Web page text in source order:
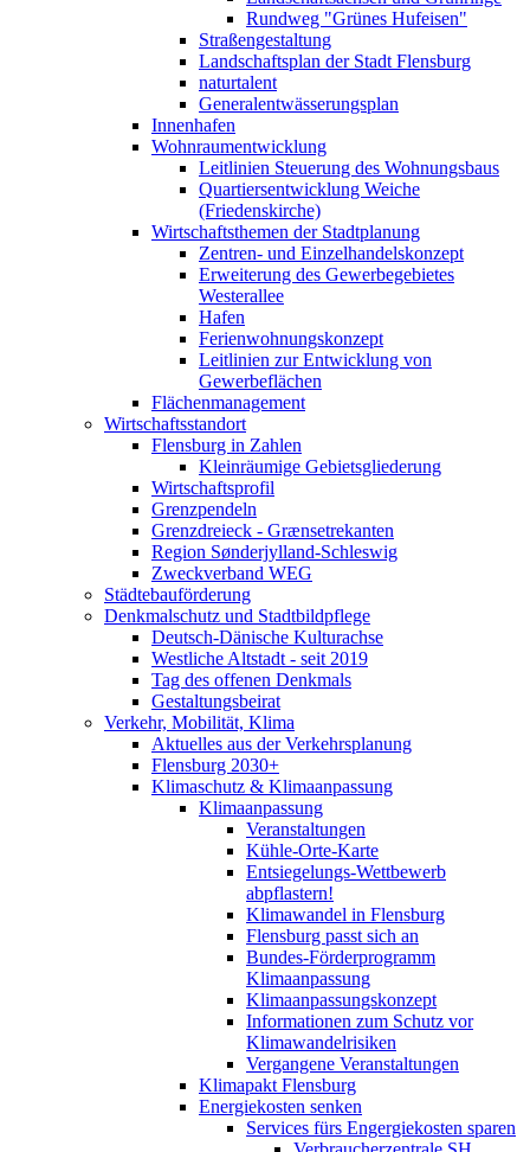
Rundweg "Grünes Hufeisen"
Straßengestaltung
Landschaftsplan der Stadt Flensburg
naturtalent
Generalentwässerungsplan
Innenhafen
Wohnraumentwicklung
Leitlinien Steuerung des Wohnungsbaus
Quartiersentwicklung Weiche
(Friedenskirche)
Wirtschaftsthemen der Stadtplanung
Zentren- und Einzelhandelskonzept
Erweiterung des Gewerbegebietes
Westerallee
Hafen
Ferienwohnungskonzept
Leitlinien zur Entwicklung von
Gewerbeflächen
Flächenmanagement
Wirtschaftsstandort
Flensburg in Zahlen
Kleinräumige Gebietsgliederung
Wirtschaftsprofil
Grenzpendeln
Grenzdreieck - Grænsetrekanten
Region Sønderjylland-Schleswig
Zweckverband WEG
Städtebauförderung
Denkmalschutz und Stadtbildpflege
Deutsch-Dänische Kulturachse
Westliche Altstadt - seit 2019
Tag des offenen Denkmals
Gestaltungsbeirat
Verkehr, Mobilität, Klima
Aktuelles aus der Verkehrsplanung
Flensburg 2030+
Klimaschutz & Klimaanpassung
Klimaanpassung
Veranstaltungen
Kühle-Orte-Karte
Entsiegelungs-Wettbewerb
abpflastern!
Klimawandel in Flensburg
Flensburg passt sich an
Bundes-Förderprogramm
Klimaanpassung
Klimaanpassungskonzept
Informationen zum Schutz vor
Klimawandelrisiken
Vergangene Veranstaltungen
Klimapakt Flensburg
Energiekosten senken
Services fürs Engergiekosten sparen